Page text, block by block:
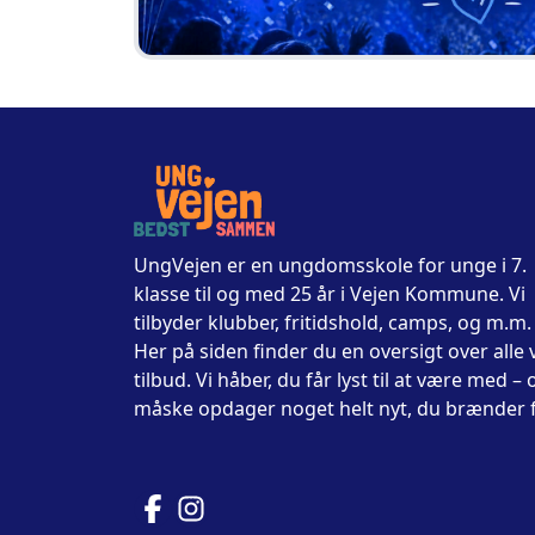
UngVejen er en ungdomsskole for unge i 7.
klasse til og med 25 år i Vejen Kommune. Vi
tilbyder klubber, fritidshold, camps, og m.m.
Her på siden finder du en oversigt over alle
tilbud. Vi håber, du får lyst til at være med –
måske opdager noget helt nyt, du brænder